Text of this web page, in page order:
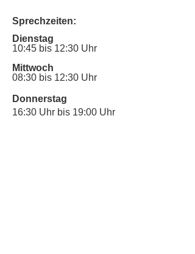
Sprechzeiten:
Dienstag
10:45 bis 12:30 Uhr
Mittwoch
08:30 bis 12:30 Uhr
Donnerstag
16:30 Uhr bis 19:00 Uhr